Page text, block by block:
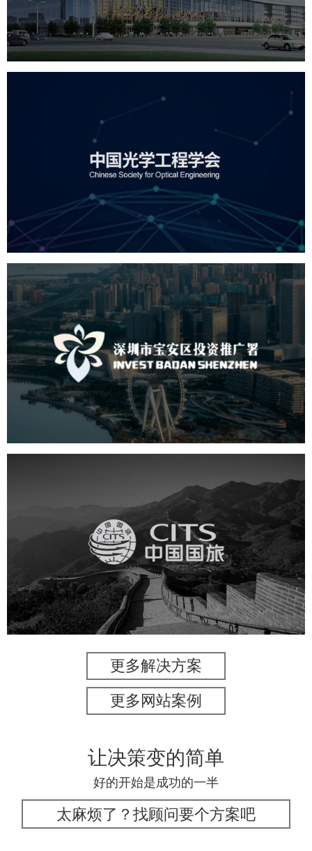
专业服务 网站建设 网站设计
中国光学工程学会
机构组织 国企 品牌官网 网站建设 网站设计
深圳市宝安区投资推广署
机构组织 国企 品牌官网 网站建设 网站设计
中国国旅
旅游休闲 电商网站 网站建设
更多解决方案
更多网站案例
让决策变的简单
好的开始是成功的一半
太麻烦了？找顾问要个方案吧